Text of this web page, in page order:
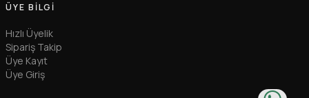
ÜYE BILGI
Hızlı Üyelik
Sipariş Takip
Üye Kayıt
Üye Giriş